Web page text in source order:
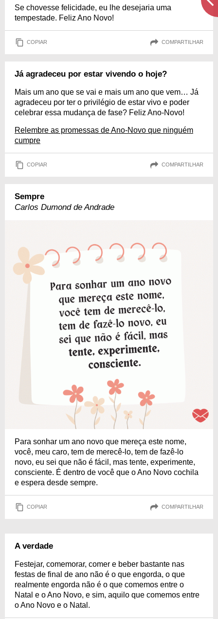
Se chovesse felicidade, eu lhe desejaria uma
tempestade. Feliz Ano Novo!
COPIAR COMPARTILHAR
Já agradeceu por estar vivendo o hoje?
Mais um ano que se vai e mais um ano que vem… Já
agradeceu por ter o privilégio de estar vivo e poder
celebrar essa mudança de fase? Feliz Ano-Novo!
Relembre as promessas de Ano-Novo que ninguém
cumpre
COPIAR COMPARTILHAR
Sempre
Carlos Dumond de Andrade
Para sonhar um ano novo que mereça este nome,
você, meu caro, tem de merecê-lo, tem de fazê-lo
novo, eu sei que não é fácil, mas tente, experimente,
consciente. É dentro de você que o Ano Novo cochila
e espera desde sempre.
COPIAR COMPARTILHAR
A verdade
Festejar, comemorar, comer e beber bastante nas
festas de final de ano não é o que engorda, o que
realmente engorda não é o que comemos entre o
Natal e o Ano Novo, e sim, aquilo que comemos entre
o Ano Novo e o Natal.